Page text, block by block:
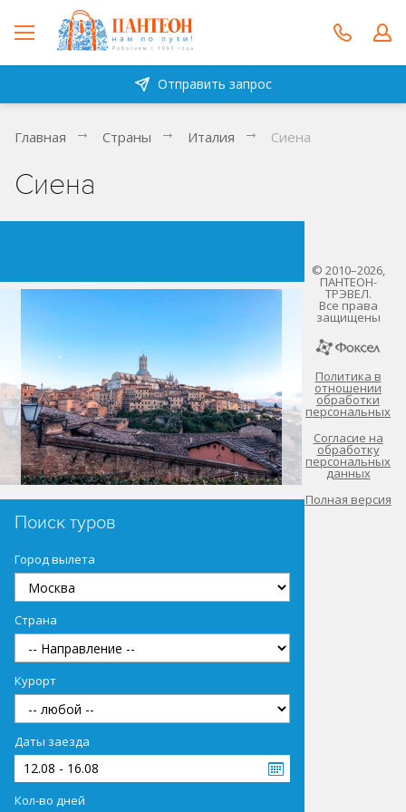
Отправить запрос
Главная Страны Италия Сиена
Сиена
Поиск туров
Город вылета
Страна
Курорт
Даты заезда
12.08 - 16.08
Кол-во дней
© 2010–2026,
ПАНТЕОН-
ТРЭВЕЛ.
Все права
защищены
Политика в
отношении
обработки
персональных
Согласие на
обработку
персональных
данных
Полная версия